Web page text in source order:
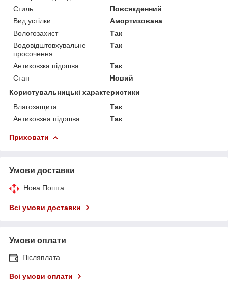
Стиль
Повсякденний
Вид устілки
Амортизована
Вологозахист
Так
Водовідштовхувальне
просочення
Так
Антиковзка підошва
Так
Стан
Новий
Користувальницькі характеристики
Влагозащита
Так
Антиковзна підошва
Так
Приховати
Умови доставки
Нова Пошта
Всі умови доставки
Умови оплати
Післяплата
Всі умови оплати